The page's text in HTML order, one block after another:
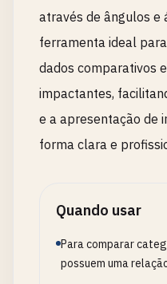
através de ângulos e
ferramenta ideal
dados comparativos
impactantes,
e a apresentação de
forma clara e
Quando usar
Para comparar
possuem uma